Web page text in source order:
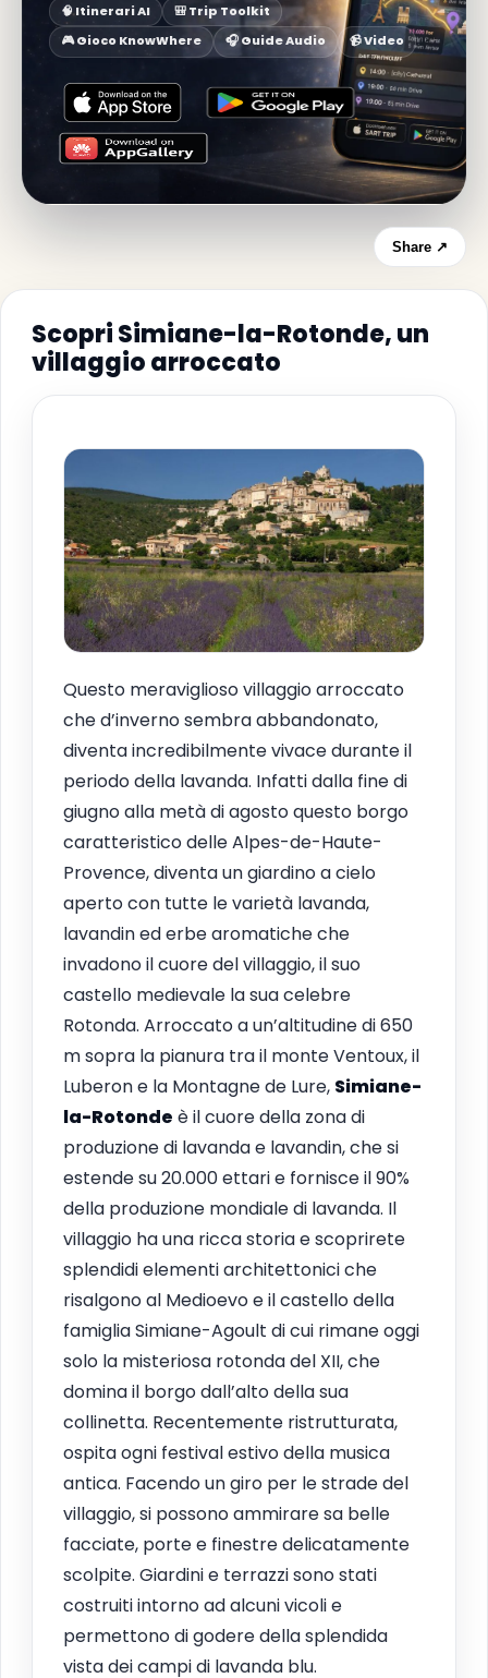
🧠 Itinerari AI
🎒 Trip Toolkit
🎮 Gioco KnowWhere
🎧 Guide Audio 📹 Video
Share ↗
Scopri Simiane-la-Rotonde, un
villaggio arroccato
Questo meraviglioso villaggio arroccato
che d’inverno sembra abbandonato,
diventa incredibilmente vivace durante il
periodo della lavanda. Infatti dalla fine di
giugno alla metà di agosto questo borgo
caratteristico delle Alpes-de-Haute-
Provence, diventa un giardino a cielo
aperto con tutte le varietà lavanda,
lavandin ed erbe aromatiche che
invadono il cuore del villaggio, il suo
castello medievale la sua celebre
Rotonda. Arroccato a un’altitudine di 650
m sopra la pianura tra il monte Ventoux, il
Luberon e la Montagne de Lure, Simiane-
la-Rotonde è il cuore della zona di
produzione di lavanda e lavandin, che si
estende su 20.000 ettari e fornisce il 90%
della produzione mondiale di lavanda. Il
villaggio ha una ricca storia e scoprirete
splendidi elementi architettonici che
risalgono al Medioevo e il castello della
famiglia Simiane-Agoult di cui rimane oggi
solo la misteriosa rotonda del XII, che
domina il borgo dall’alto della sua
collinetta. Recentemente ristrutturata,
ospita ogni festival estivo della musica
antica. Facendo un giro per le strade del
villaggio, si possono ammirare sa belle
facciate, porte e finestre delicatamente
scolpite. Giardini e terrazzi sono stati
costruiti intorno ad alcuni vicoli e
permettono di godere della splendida
vista dei campi di lavanda blu.